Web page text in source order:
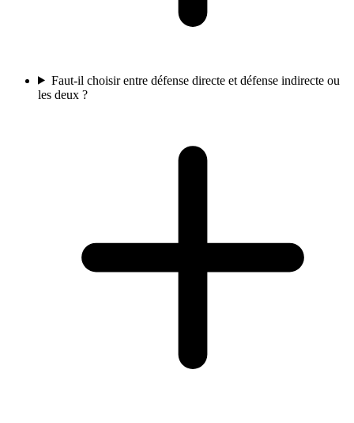
Faut-il choisir entre défense directe et défense indirecte ou
les deux ?